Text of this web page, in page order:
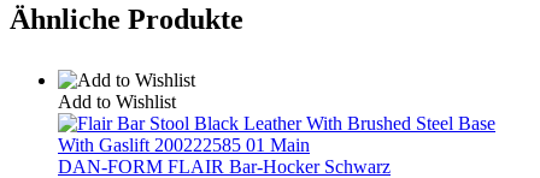
Ähnliche Produkte
Add to Wishlist
DAN-FORM FLAIR Bar-Hocker Schwarz